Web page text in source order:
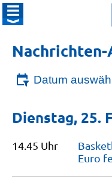
Nachrichten-
Datum
Dienstag, 25.
14.45 Uhr
Euro